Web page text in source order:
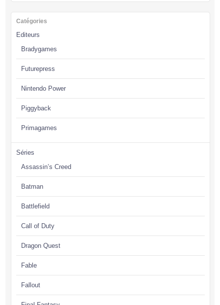
Catégories
Editeurs
Bradygames
Futurepress
Nintendo Power
Piggyback
Primagames
Séries
Assassin’s Creed
Batman
Battlefield
Call of Duty
Dragon Quest
Fable
Fallout